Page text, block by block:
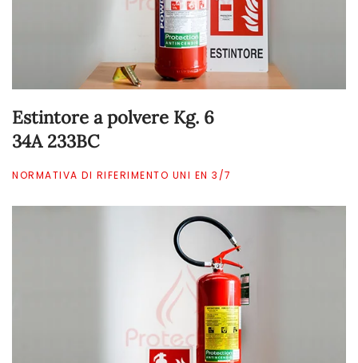
Estintore a polvere Kg. 6
34A 233BC
NORMATIVA DI RIFERIMENTO UNI EN 3/7